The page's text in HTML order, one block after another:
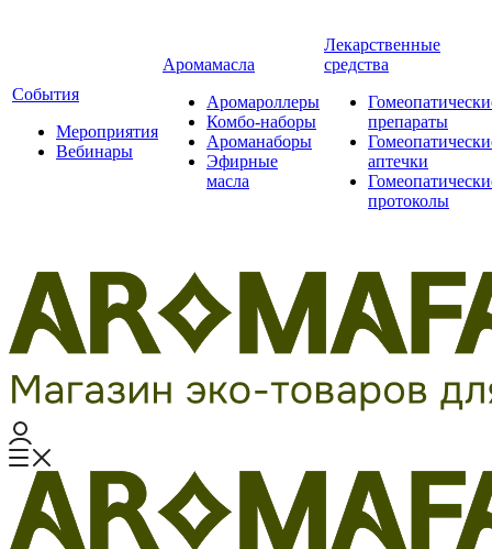
События
Мероприятия
Вебинары
Аромамасла
Аромароллеры
Комбо-наборы
Ароманаборы
Эфирные
масла
Лекарственные
средства
препараты
аптечки
протоколы